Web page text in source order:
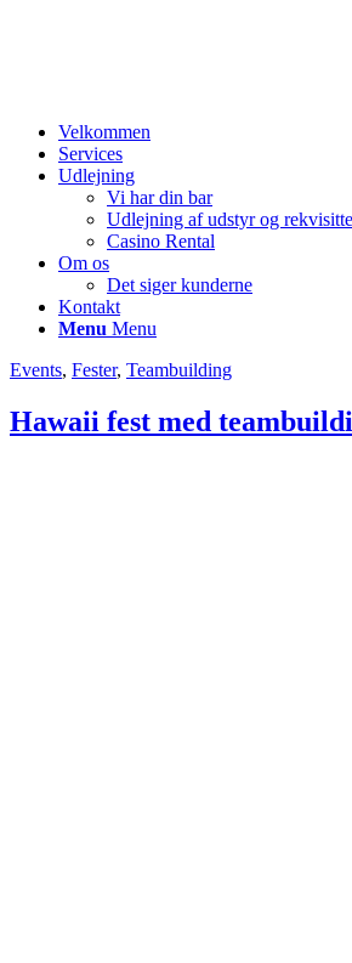
Velkommen
Services
Udlejning
Vi har din bar
Udlejning af udstyr og
Casino Rental
Om os
Det siger kunderne
Kontakt
Menu Menu
Events, Fester, Teambuilding
Hawaii fest med